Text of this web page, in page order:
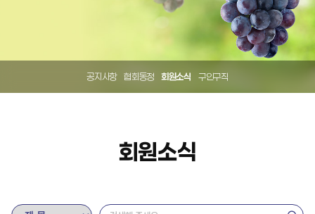
공지사항 협회동정 회원소식 구인구직
회원소식